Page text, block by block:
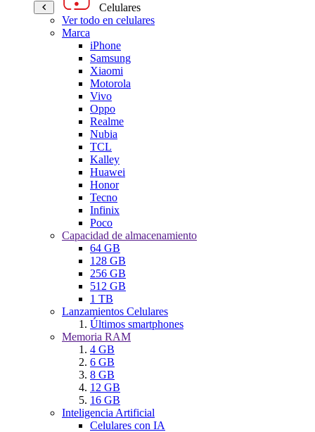
Celulares
Ver todo en celulares
Marca
iPhone
Samsung
Xiaomi
Motorola
Vivo
Oppo
Realme
Nubia
TCL
Kalley
Huawei
Honor
Tecno
Infinix
Poco
Capacidad de almacenamiento
64 GB
128 GB
256 GB
512 GB
1 TB
Lanzamientos Celulares
Últimos smartphones
Memoria RAM
4 GB
6 GB
8 GB
12 GB
16 GB
Inteligencia Artificial
Celulares con IA